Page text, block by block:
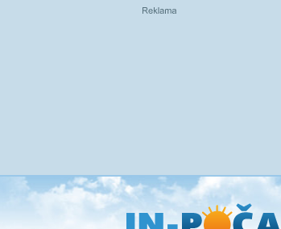
Přejít
na
hlavní
obsah